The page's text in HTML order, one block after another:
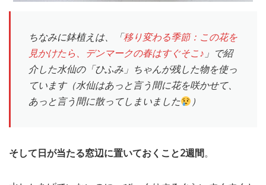
ちなみに鉢植えは、「移り変わる季節：この花を
見かけたら、デンマークの春はすぐそこ♪ 」で紹
介した水仙の「ひふみ」ちゃんが残した物を使っ
ています（水仙はあっと言う間に花を咲かせて、
あっと言う間に散ってしまいました
）
そして日が当たる窓辺に置いておくこと2週間。